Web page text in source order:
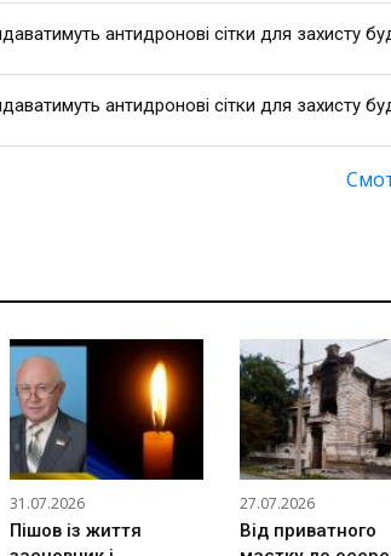
антидронові сітки для захисту
антидронові сітки для захисту
31.07.2026
Пішов із життя
27.07.2026
Від приватного